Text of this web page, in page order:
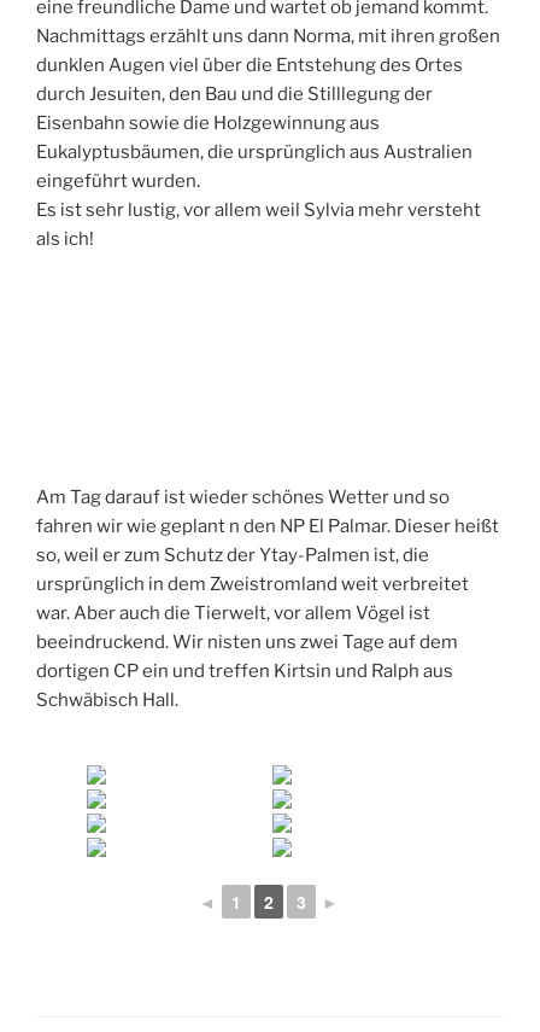
eine freundliche Dame und wartet ob jemand kommt.
Nachmittags erzählt uns dann Norma, mit ihren großen
dunklen Augen viel über die Entstehung des Ortes
durch Jesuiten, den Bau und die Stilllegung der
Eisenbahn sowie die Holzgewinnung aus
Eukalyptusbäumen, die ursprünglich aus Australien
eingeführt wurden.
Es ist sehr lustig, vor allem weil Sylvia mehr versteht
als ich!
Am Tag darauf ist wieder schönes Wetter und so
fahren wir wie geplant n den NP El Palmar. Dieser heißt
so, weil er zum Schutz der Ytay-Palmen ist, die
ursprünglich in dem Zweistromland weit verbreitet
war. Aber auch die Tierwelt, vor allem Vögel ist
beeindruckend. Wir nisten uns zwei Tage auf dem
dortigen CP ein und treffen Kirtsin und Ralph aus
Schwäbisch Hall.
◄ 1 2 3 ►